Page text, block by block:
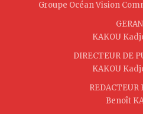
Groupe Océan Vision
KAKOU
DIRECTEUR DE
KAKOU
REDACTEUR
Benoît